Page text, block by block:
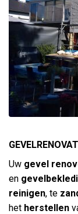
Uw gevel
en
reinigen, te
het herstellen